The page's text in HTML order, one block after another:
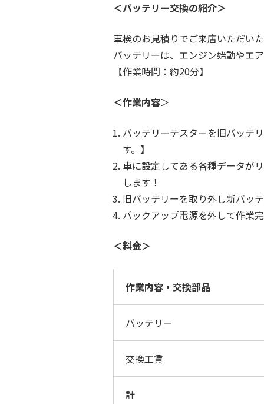
＜バッテリー交換の紹介＞
車検のお見積りでご来店いただい
バッテリーは、エンジン始動やエ
【作業時間：約20分】
＜作業内容＞
バッテリーテスターを旧バッテ
す。】
車に設定してある各種データが
します！
旧バッテリーを取り外し新バ
バックアップ電源を外して作業
＜料金＞
作業内容・交換部品
バッテリー
交換工賃
計